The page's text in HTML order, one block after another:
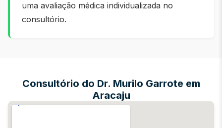
uma avaliação médica individualizada no
consultório.
Consultório do Dr. Murilo Garrote em
Aracaju